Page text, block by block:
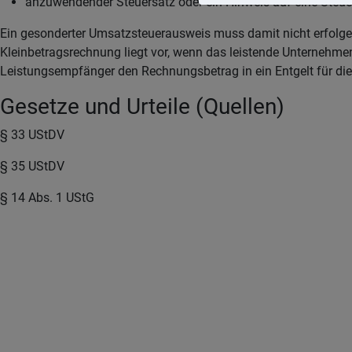
Ein gesonderter Umsatzsteuerausweis muss damit nicht
Kleinbetragsrechnung liegt vor, wenn das leistende
Leistungsempfänger den Rechnungsbetrag in ein Entgelt für
Gesetze und Urteile (Quellen)
§ 33 UStDV
§ 35 UStDV
§ 14 Abs. 1 UStG